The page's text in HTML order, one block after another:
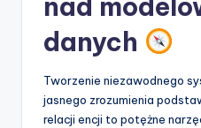
nad
danych
Tworzenie niezawodnego
jasnego zrozumienia
relacji encji to potężne